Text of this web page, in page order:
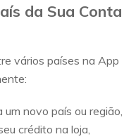
da Sua Conta
vários países na App
novo país ou região,
crédito na loja,